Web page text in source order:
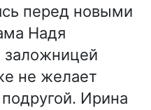
перед новыми
Надя
заложницей
не желает
Ирина